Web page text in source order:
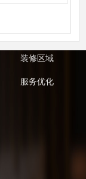
装修区域
服务优化